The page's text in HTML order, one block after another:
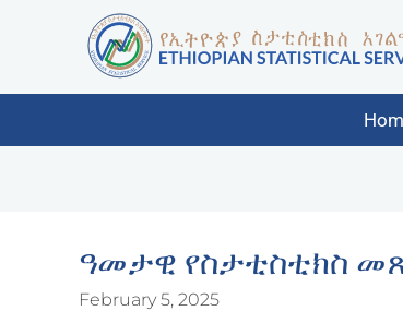
ዓመታዊ የስታቲስቲክስ
February 5, 2025